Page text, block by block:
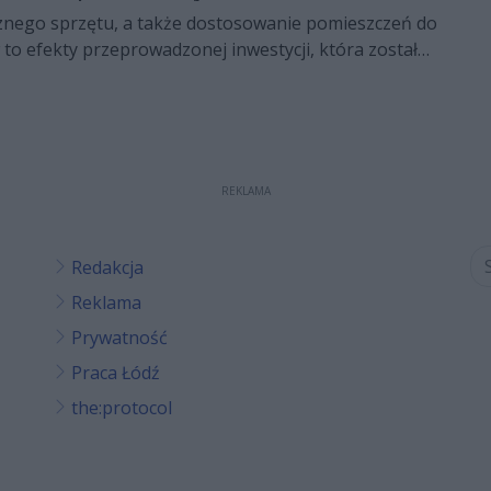
oraz ks. dr Jarosław Wojtkun, rektor
Duchownego w Radomiu.
sprzętu, a także dostosowanie pomieszczeń do
efekty przeprowadzonej inwestycji, która została
w Krychnowicach otrzymał unijne wsparcie w
REKLAMA
Redakcja
Reklama
Prywatność
Praca Łódź
the:protocol